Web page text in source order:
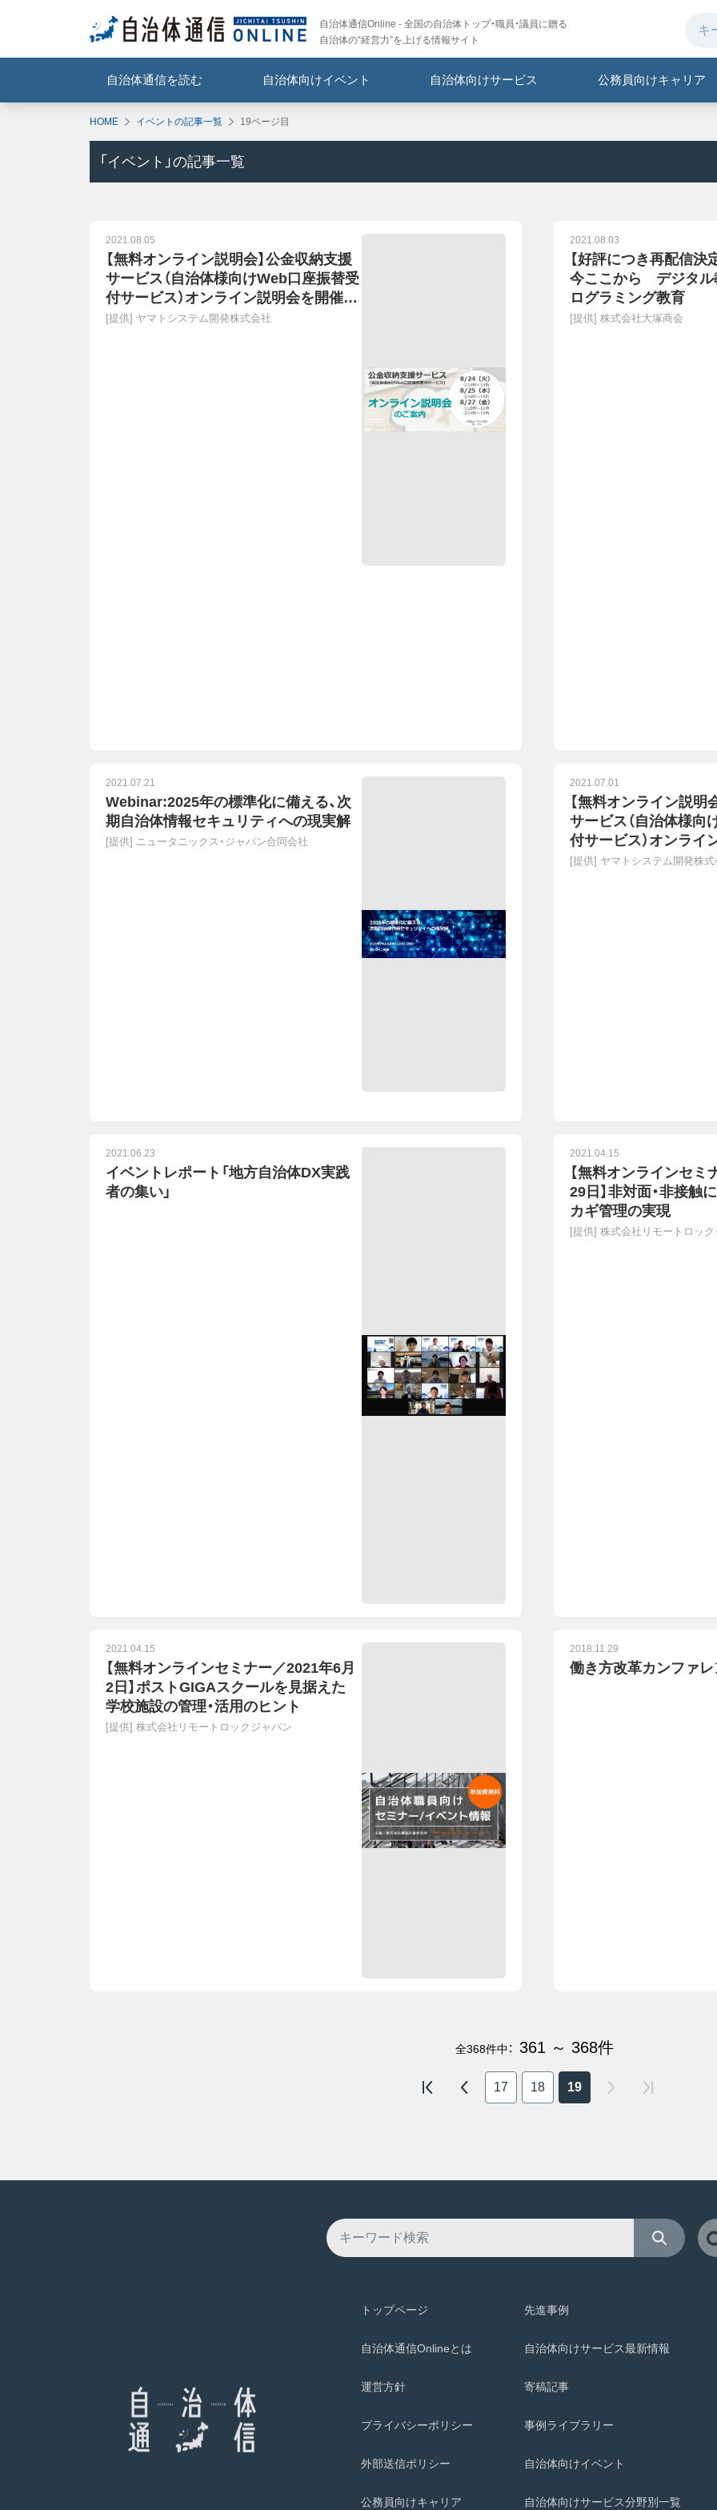
自治体通信Online - 全国の自治体トップ・職員・議員に贈る
自治体の“経営力”を上げる情報サイト
自治体通信を読む 自治体向けイベント 自治体向けサービス 公務員向けキャリア
HOME イベントの記事一覧 19ページ目
「 イベント 」の記事一覧
2021.08.05
【無料オンライン説明会】公金収納支援
サービス（自治体様向けWeb口座振替受
付サービス）オンライン説明会を開催し
ます！ 2021年8月24日・8月25日・8月27
[提供] ヤマトシステム開発株式会社
2021.08.03
【好評につき再配信決
今ここから デジタル
ログラミング教育
[提供] 株式会社大塚商会
2021.07.21
Webinar:2025年の標準化に備える、次
期自治体情報セキュリティへの現実解
[提供] ニュータニックス・ジャパン合同会社
2021.07.01
【無料オンライン説明
サービス（自治体様向
付サービス）オンライ
ます！ 2021年7月8日
[提供] ヤマトシステム開発株式
2021.06.23
イベントレポート「地方自治体DX実践
者の集い」
2021.04.15
【無料オンラインセ
29日】非対面・非接触
カギ管理の実現
[提供] 株式会社リモートロッ
2021.04.15
【無料オンラインセミナー／2021年6月
2日】ポストGIGAスクールを見据えた
学校施設の管理・活用のヒント
[提供] 株式会社リモートロックジャパン
2018.11.29
働き方改革カンファレ
全368件中： 361 ～ 368件
17 18 19
トップページ
自治体通信Onlineとは
運営方針
プライバシーポリシー
外部送信ポリシー
公務員向けキャリア
先進事例
自治体向けサービス最新情報
寄稿記事
事例ライブラリー
自治体向けイベント
自治体向けサービス分野別一覧